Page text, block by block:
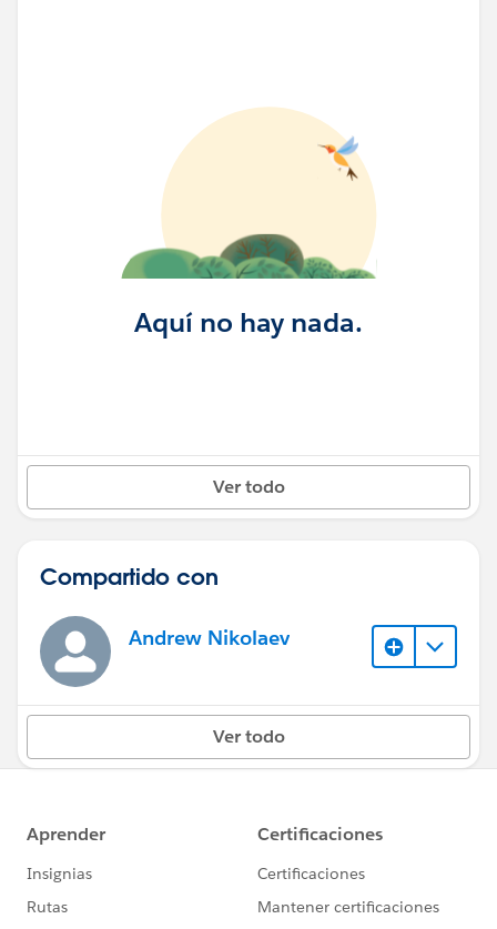
Aquí no hay nada.
Ver todo
Compartido con
Andrew Nikolaev
Ver todo